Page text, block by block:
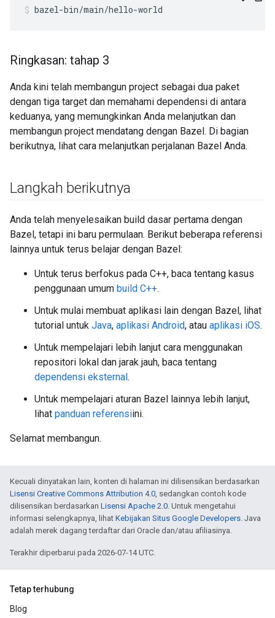
bazel-bin/main/hello-world
Ringkasan: tahap 3
Anda kini telah membangun project sebagai dua paket
dengan tiga target dan memahami dependensi di antara
keduanya, yang memungkinkan Anda melanjutkan dan
membangun project mendatang dengan Bazel. Di bagian
berikutnya, lihat cara melanjutkan perjalanan Bazel Anda.
Langkah berikutnya
Anda telah menyelesaikan build dasar pertama dengan
Bazel, tetapi ini baru permulaan. Berikut beberapa referensi
lainnya untuk terus belajar dengan Bazel:
Untuk terus berfokus pada C++, baca tentang kasus
penggunaan umum build C++.
Untuk mulai membuat aplikasi lain dengan Bazel, lihat
tutorial untuk Java, aplikasi Android, atau aplikasi iOS.
Untuk mempelajari lebih lanjut cara menggunakan
repositori lokal dan jarak jauh, baca tentang
dependensi eksternal.
Untuk mempelajari aturan Bazel lainnya lebih lanjut,
lihat panduan referensiini.
Selamat membangun.
Kecuali dinyatakan lain, konten di halaman ini dilisensikan berdasarkan
Lisensi Creative Commons Attribution 4.0 , sedangkan contoh kode
dilisensikan berdasarkan Lisensi Apache 2.0 . Untuk mengetahui
informasi selengkapnya, lihat Kebijakan Situs Google Developers . Java
adalah merek dagang terdaftar dari Oracle dan/atau afiliasinya.
Terakhir diperbarui pada 2026-07-14 UTC.
Tetap terhubung
Blog